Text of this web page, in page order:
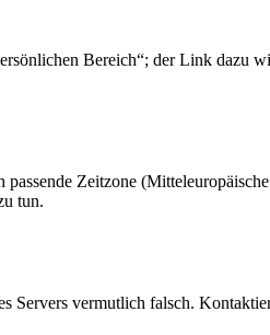
Bereich“; der Link dazu
Zeitzone
tun.
Servers vermutlich falsch.